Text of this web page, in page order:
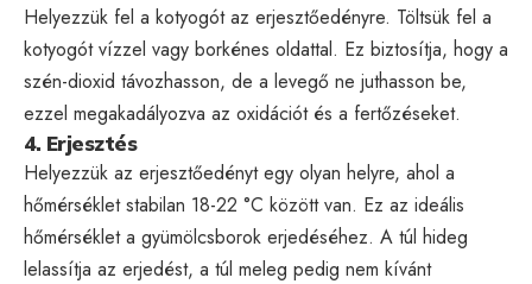
Helyezzük fel a kotyogót az erjesztőedényre. Töltsük fel a
kotyogót vízzel vagy borkénes oldattal. Ez biztosítja, hogy a
szén-dioxid távozhasson, de a levegő ne juthasson be,
ezzel megakadályozva az oxidációt és a fertőzéseket.
4. Erjesztés
Helyezzük az erjesztőedényt egy olyan helyre, ahol a
hőmérséklet stabilan 18-22 °C között van. Ez az ideális
hőmérséklet a gyümölcsborok erjedéséhez. A túl hideg
lelassítja az erjedést, a túl meleg pedig nem kívánt